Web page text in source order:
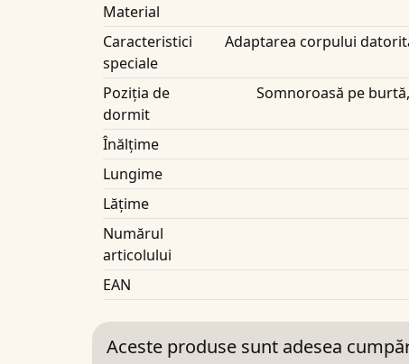
Material
Caracteristici
speciale
Adaptarea corpului
Poziția de
dormit
Somnoroasă pe
Înălțime
Lungime
Lățime
Numărul
articolului
EAN
Aceste produse sunt adesea